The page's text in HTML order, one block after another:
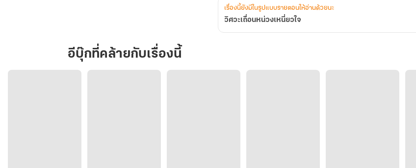
เรื่องนี้ยังมีในรูปแบบรายตอนให้อ่านด้วยนะ
วิศวะเถื่อนหน่วงเหนี่ยวใจ
อีบุ๊กที่คล้ายกับเรื่องนี้